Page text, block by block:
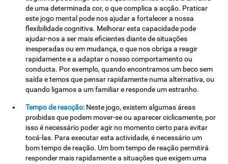
de uma determinada cor, o que complica a acção. Praticar
este jogo mental pode nos ajudar a fortalecer a nossa
flexibilidade cognitiva. Melhorar esta capacidade pode
ajudar-nos a ser mais eficientes diante de situações
inesperadas ou em mudança, o que nos obriga a reagir
rapidamente e a adaptar o nosso comportamento ou
conducta. Por exemplo, quando encontramos um beco sem
saída e temos que pensar rapidamente numa alternativa, ou
quando ligamos a um familiar e responde um estranho.
Tempo de reacção: Neste jogo, existem algumas áreas
proibidas que podem mover-se ou aparecer ciclicamente, por
isso é necessário poder agir no momento certo para evitar
tocá-las. Para executar esta actividade, é necessário um
bom tempo de reação. Um bom tempo de reação permitirá
responder mais rapidamente a situações que exigem uma